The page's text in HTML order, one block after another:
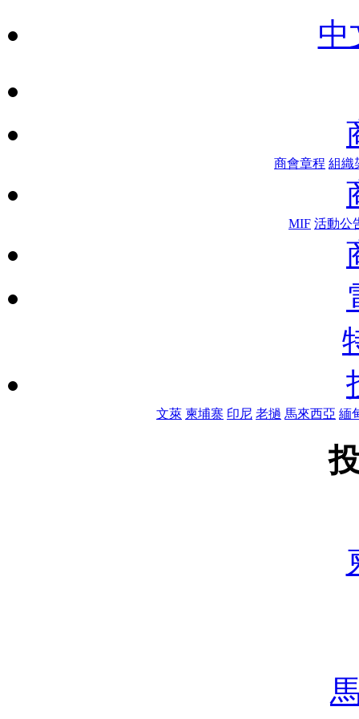
中
商會章程 組織
MIF 活動公
文萊 柬埔寨 印尼 老撾 馬來西亞 緬